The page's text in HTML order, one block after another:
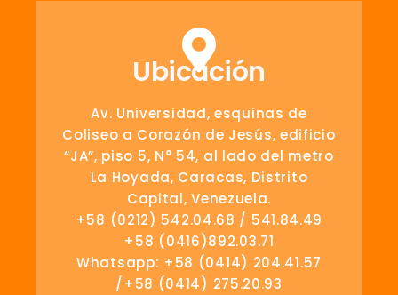
Ubicación
Av. Universidad, esquinas de
Coliseo a Corazón de Jesús, edificio
“JA”, piso 5, N° 54, al lado del metro
La Hoyada, Caracas, Distrito
Capital, Venezuela.
+58 (0212) 542.04.68 / 541.84.49
+58 (0416)892.03.71
Whatsapp: +58 (0414) 204.41.57
/+58 (0414) 275.20.93